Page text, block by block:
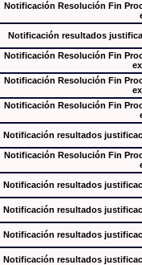
Notificación Resolución Fin
Notificación resultados
Notificación Resolución Fin
Notificación Resolución Fin
Notificación Resolución Fin
Notificación resultados
Notificación Resolución Fin
Notificación resultados
Notificación resultados
Notificación resultados
Notificación resultados